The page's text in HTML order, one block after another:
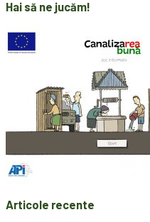
Hai să ne jucăm!
Articole recente